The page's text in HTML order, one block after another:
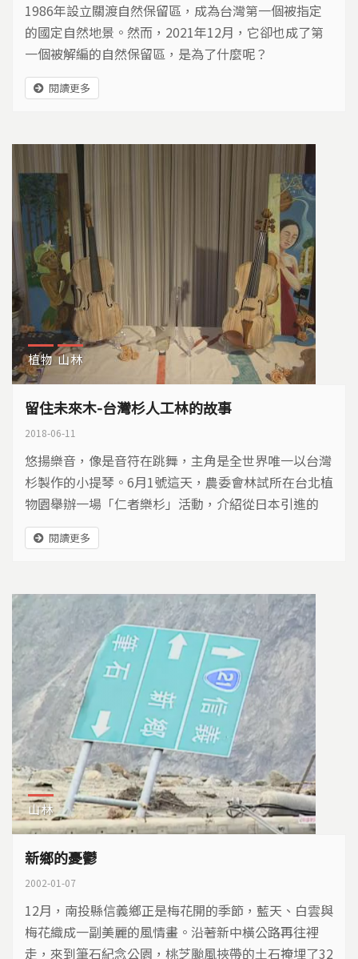
1986年設立關渡自然保留區，成為台灣第一個被指定
的國定自然地景。然而，2021年12月，它卻也成了第
一個被解編的自然保留區，是為了什麼呢？
閱讀更多
植物 山林
留住未來木-台灣杉人工林的故事
2018-06-11
悠揚樂音，像是音符在跳舞，主角是全世界唯一以台灣
杉製作的小提琴。6月1號這天，農委會林試所在台北植
物園舉辦一場「仁者樂杉」活動，介紹從日本引進的
「中層疏伐」技術，也展示六龜研究中心用這個方式取
材的台灣杉製品。
閱讀更多
山林
新鄉的憂鬱
2002-01-07
12月，南投縣信義鄉正是梅花開的季節，藍天、白雲與
梅花織成一副美麗的風情畫。沿著新中橫公路再往裡
走，來到筆石紀念公園，桃芝颱風挾帶的土石掩埋了32